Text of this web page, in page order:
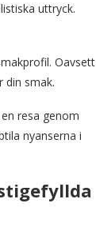
uttryck.
Oavsett
din smak.
resa genom
nyanserna i